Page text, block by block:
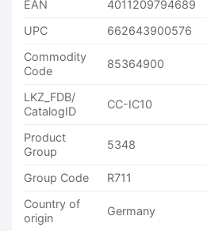
EAN
4011209794689
UPC
662643900576
Commodity
Code
85364900
LKZ_FDB/
CatalogID
CC-IC10
Product
Group
5348
Group Code
R711
Country of
origin
Germany